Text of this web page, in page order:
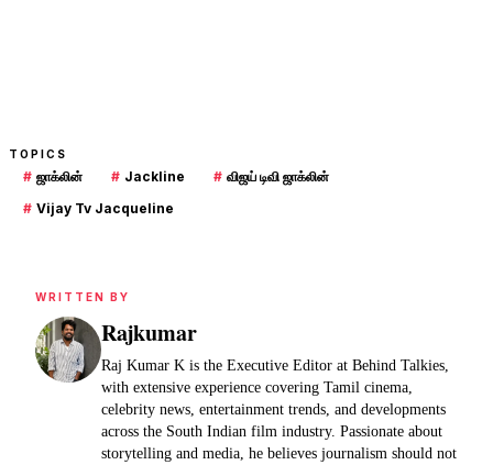
TOPICS
# ஜாக்லின் # Jackline # விஜய் டிவி ஜாக்லின்
# Vijay Tv Jacqueline
WRITTEN BY
Rajkumar
Raj Kumar K is the Executive Editor at Behind Talkies,
with extensive experience covering Tamil cinema,
celebrity news, entertainment trends, and developments
across the South Indian film industry. Passionate about
storytelling and media, he believes journalism should not